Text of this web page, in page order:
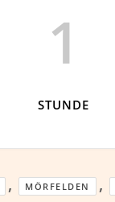
1
STUNDE
, MÖRFELDEN ,